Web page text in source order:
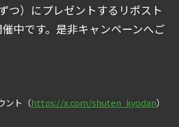
つ）にプレゼントするリポスト
中です。是非キャンペーンへご
ント（https://x.com/shuten_kyodan）